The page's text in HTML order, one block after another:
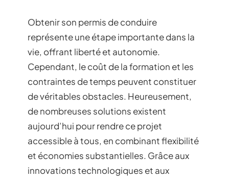
Obtenir son permis de conduire
représente une étape importante dans la
vie, offrant liberté et autonomie.
Cependant, le coût de la formation et les
contraintes de temps peuvent constituer
de véritables obstacles. Heureusement,
de nombreuses solutions existent
aujourd’hui pour rendre ce projet
accessible à tous, en combinant flexibilité
et économies substantielles. Grâce aux
innovations technologiques et aux